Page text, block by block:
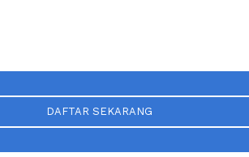
DAFTAR SEKARANG